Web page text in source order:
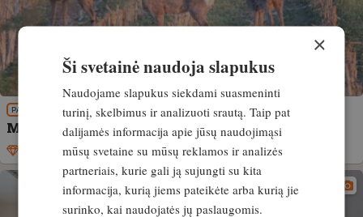
PATIRTIS
Medžiotojai nežudo dėl malonumo…
Išskirtinis 10. kovas, 2025
×
Ši svetainė naudoja slapukus
Naudojame slapukus siekdami suasmeninti
turinį, skelbimus ir analizuoti srautą. Taip pat
dalijamės informacija apie jūsų naudojimąsi
mūsų svetaine su mūsų reklamos ir analizės
partneriais, kurie gali ją sujungti su kita
informacija, kurią jiems pateikėte arba kurią jie
surinko, kai naudojatės jų paslaugomis.